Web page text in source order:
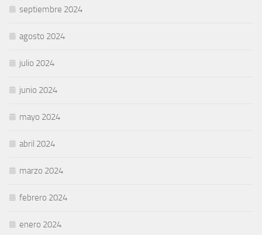
septiembre 2024
agosto 2024
julio 2024
junio 2024
mayo 2024
abril 2024
marzo 2024
febrero 2024
enero 2024